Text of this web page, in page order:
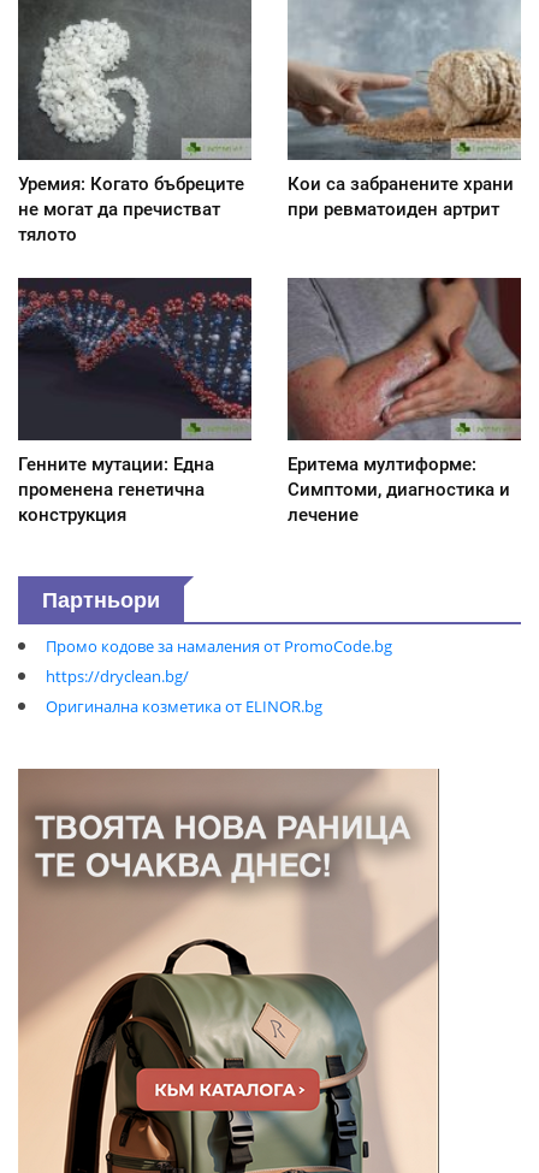
Уремия: Когато бъбреците
не могат да пречистват
тялото
Кои са забранените храни
при ревматоиден артрит
Генните мутации: Една
променена генетична
конструкция
Еритема мултиформе:
Симптоми, диагностика и
лечение
Партньори
Промо кодове за намаления от PromoCode.bg
https://dryclean.bg/
Оригинална козметика от ELINOR.bg